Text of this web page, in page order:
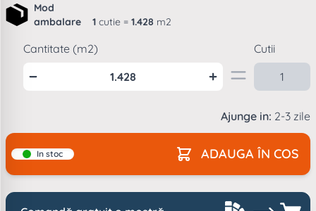
Mod
ambalare
1 cutie = 1.428 m2
Cantitate (m2) Cutii
Ajunge in: 2-3 zile
In stoc ADAUGA ÎN COS